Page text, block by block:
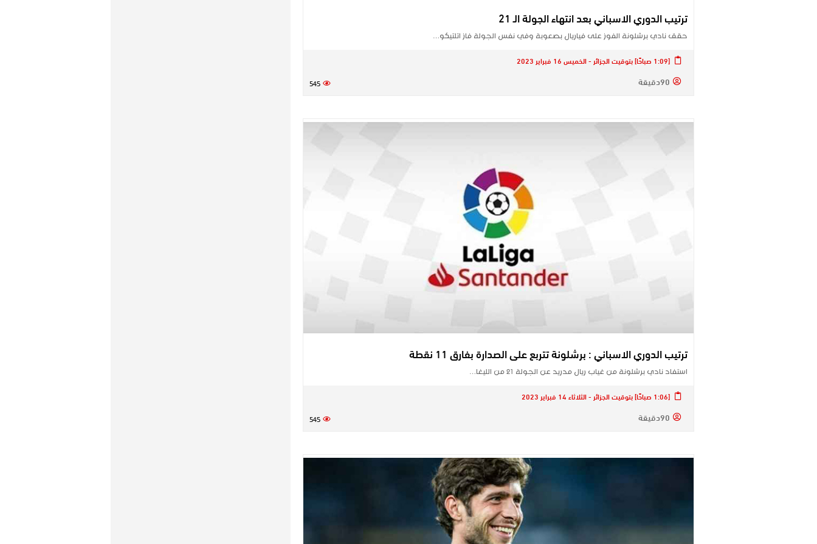
ترتيب الدوري الاسباني بعد انتهاء الجولة الـ 21
حقق نادي برشلونة الفوز على فياريال بصعوبة وفي نفس الجولة فاز اتلتيكو…
[1:09 صباحًا] بتوقيت الجزائر - الخميس 16 فبراير 2023
90دقيقة 545
ترتيب الدوري الاسباني : برشلونة تتربع على الصدارة بفارق 11 نقطة
استفاد نادي برشلونة من غياب ريال مدريد عن الجولة 21 من الليغا…
[1:06 صباحًا] بتوقيت الجزائر - الثلاثاء 14 فبراير 2023
90دقيقة 545